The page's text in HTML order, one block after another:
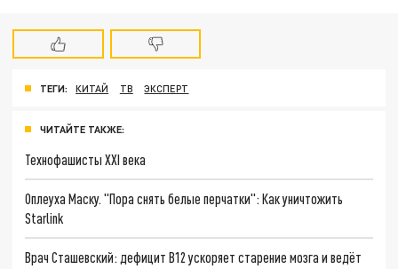
ТЕГИ: КИТАЙ ТВ ЭКСПЕРТ
ЧИТАЙТЕ ТАКЖЕ:
Технофашисты XXI века
Оплеуха Маску. "Пора снять белые перчатки": Как уничтожить
Starlink
Врач Сташевский: дефицит B12 ускоряет старение мозга и ведёт